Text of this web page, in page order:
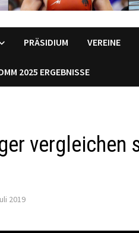
PRÄSIDIUM VEREINE
2025 ERGEBNISSE
vergleichen
2019